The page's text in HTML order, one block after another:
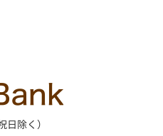
日除く）